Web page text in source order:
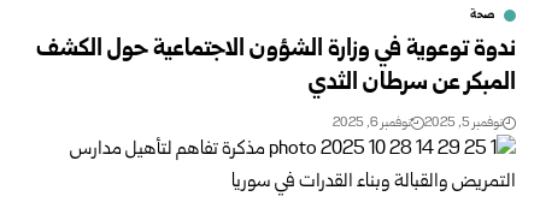
صحة
ندوة توعوية في وزارة الشؤون الاجتماعية حول الكشف
المبكر عن سرطان الثدي
نوفمبر 5, 2025 نوفمبر 6, 2025